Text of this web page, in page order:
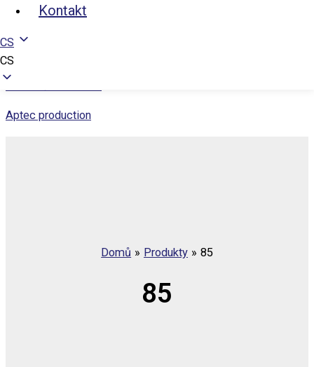
Zásady cookies
Aptec production
Kontakt
CS
CS
Domů Produkty 85
85